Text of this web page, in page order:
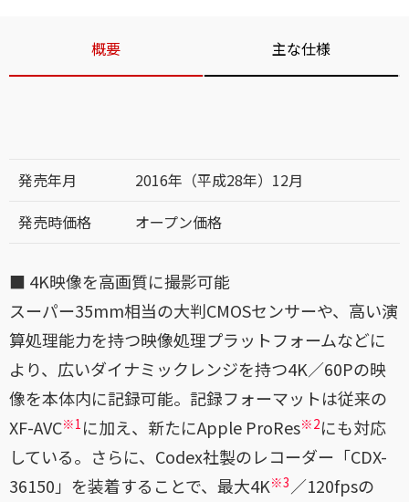
概要 主な仕様
発売年月
2016年（平成28年）12月
発売時価格
オープン価格
■ 4K映像を高画質に撮影可能
スーパー35mm相当の大判CMOSセンサーや、高い演
算処理能力を持つ映像処理プラットフォームなどに
より、広いダイナミックレンジを持つ4K／60Pの映
像を本体内に記録可能。記録フォーマットは従来の
XF-AVC※1 に加え、新たにApple ProRes※2にも対応
している。さらに、Codex社製のレコーダー「CDX-
36150」を装着することで、最大4K※3 ／120fpsの